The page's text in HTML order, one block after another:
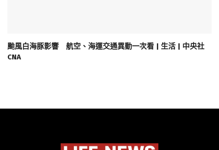
颱風白海豚影響 航空、海運交通異動一次看 | 生活 | 中央社
CNA